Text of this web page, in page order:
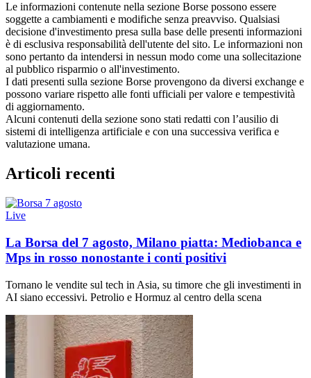
Le informazioni contenute nella sezione Borse possono essere
soggette a cambiamenti e modifiche senza preavviso. Qualsiasi
decisione d'investimento presa sulla base delle presenti informazioni
è di esclusiva responsabilità dell'utente del sito. Le informazioni non
sono pertanto da intendersi in nessun modo come una sollecitazione
al pubblico risparmio o all'investimento.
I dati presenti sulla sezione Borse provengono da diversi exchange e
possono variare rispetto alle fonti ufficiali per valore e tempestività
di aggiornamento.
Alcuni contenuti della sezione sono stati redatti con l’ausilio di
sistemi di intelligenza artificiale e con una successiva verifica e
valutazione umana.
Articoli recenti
Live
La Borsa del 7 agosto, Milano piatta: Mediobanca e
Mps in rosso nonostante i conti positivi
Tornano le vendite sul tech in Asia, su timore che gli investimenti in
AI siano eccessivi. Petrolio e Hormuz al centro della scena